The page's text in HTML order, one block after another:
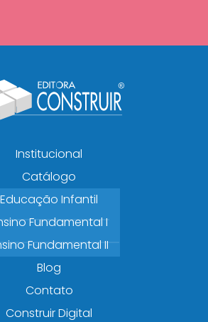
Institucional
Catálogo
Educação Infantil
Fundamental I
Fundamental II
Blog
Contato
Construir Digital